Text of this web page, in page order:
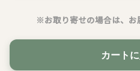
※お取り寄せの場合は、お
カート